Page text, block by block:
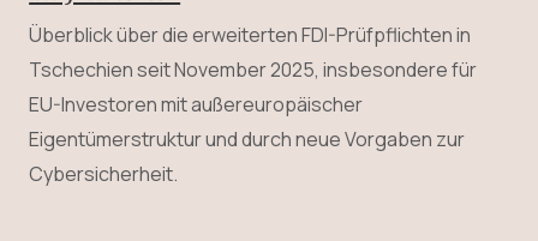
Überblick über die erweiterten FDI-Prüfpflichten in
Tschechien seit November 2025, insbesondere für
EU-Investoren mit außereuropäischer
Eigentümerstruktur und durch neue Vorgaben zur
Cybersicherheit.